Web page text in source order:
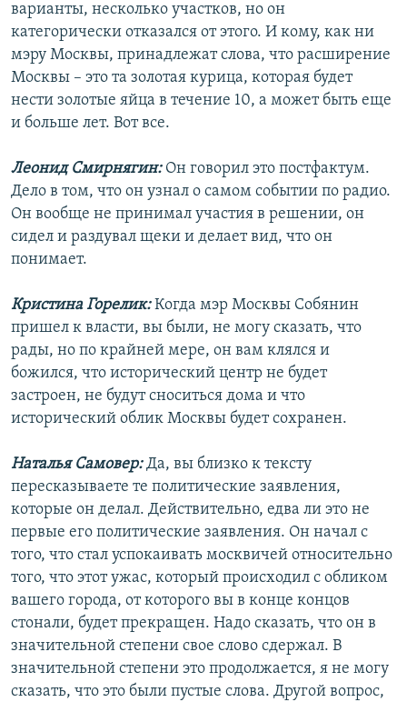
варианты, несколько участков, но он
категорически отказался от этого. И кому, как ни
мэру Москвы, принадлежат слова, что расширение
Москвы – это та золотая курица, которая будет
нести золотые яйца в течение 10, а может быть еще
и больше лет. Вот все.
Леонид Смирнягин:Он говорил это постфактум.
Дело в том, что он узнал о самом событии по радио.
Он вообще не принимал участия в решении, он
сидел и раздувал щеки и делает вид, что он
понимает.
Кристина Горелик:Когда мэр Москвы Собянин
пришел к власти, вы были, не могу сказать, что
рады, но по крайней мере, он вам клялся и
божился, что исторический центр не будет
застроен, не будут сноситься дома и что
исторический облик Москвы будет сохранен.
Наталья Самовер:Да, вы близко к тексту
пересказываете те политические заявления,
которые он делал. Действительно, едва ли это не
первые его политические заявления. Он начал с
того, что стал успокаивать москвичей относительно
того, что этот ужас, который происходил с обликом
вашего города, от которого вы в конце концов
стонали, будет прекращен. Надо сказать, что он в
значительной степени свое слово сдержал. В
значительной степени это продолжается, я не могу
сказать, что это были пустые слова. Другой вопрос,